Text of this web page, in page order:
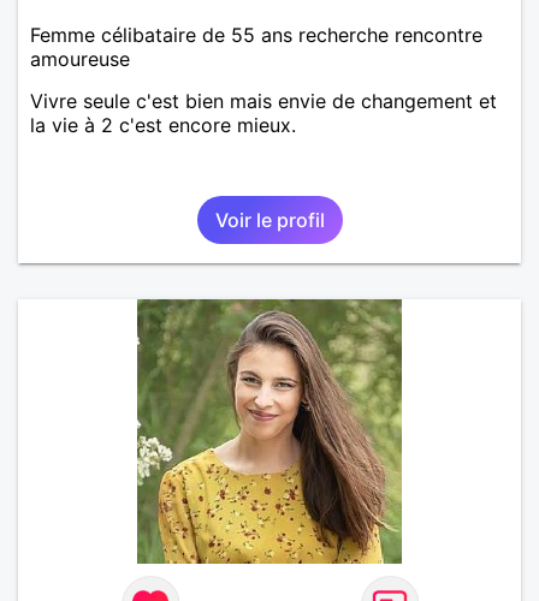
Femme célibataire de 55 ans recherche rencontre
amoureuse
Vivre seule c'est bien mais envie de changement et
la vie à 2 c'est encore mieux.
Voir le profil